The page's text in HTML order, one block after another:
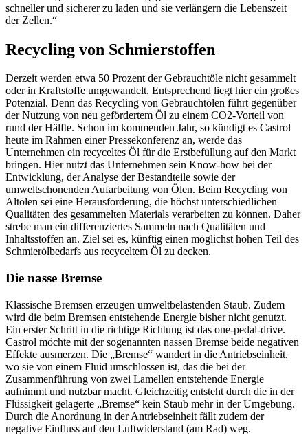
schneller und sicherer zu laden und sie verlängern die Lebenszeit
der Zellen.“
Recycling von Schmierstoffen
Derzeit werden etwa 50 Prozent der Gebrauchtöle nicht gesammelt
oder in Kraftstoffe umgewandelt. Entsprechend liegt hier ein großes
Potenzial. Denn das Recycling von Gebrauchtölen führt gegenüber
der Nutzung von neu gefördertem Öl zu einem CO2-Vorteil von
rund der Hälfte. Schon im kommenden Jahr, so kündigt es Castrol
heute im Rahmen einer Pressekonferenz an, werde das
Unternehmen ein recyceltes Öl für die Erstbefüllung auf den Markt
bringen. Hier nutzt das Unternehmen sein Know-how bei der
Entwicklung, der Analyse der Bestandteile sowie der
umweltschonenden Aufarbeitung von Ölen. Beim Recycling von
Altölen sei eine Herausforderung, die höchst unterschiedlichen
Qualitäten des gesammelten Materials verarbeiten zu können. Daher
strebe man ein differenziertes Sammeln nach Qualitäten und
Inhaltsstoffen an. Ziel sei es, künftig einen möglichst hohen Teil des
Schmierölbedarfs aus recyceltem Öl zu decken.
Die nasse Bremse
Klassische Bremsen erzeugen umweltbelastenden Staub. Zudem
wird die beim Bremsen entstehende Energie bisher nicht genutzt.
Ein erster Schritt in die richtige Richtung ist das one-pedal-drive.
Castrol möchte mit der sogenannten nassen Bremse beide negativen
Effekte ausmerzen. Die „Bremse“ wandert in die Antriebseinheit,
wo sie von einem Fluid umschlossen ist, das die bei der
Zusammenführung von zwei Lamellen entstehende Energie
aufnimmt und nutzbar macht. Gleichzeitig entsteht durch die in der
Flüssigkeit gelagerte „Bremse“ kein Staub mehr in der Umgebung.
Durch die Anordnung in der Antriebseinheit fällt zudem der
negative Einfluss auf den Luftwiderstand (am Rad) weg.